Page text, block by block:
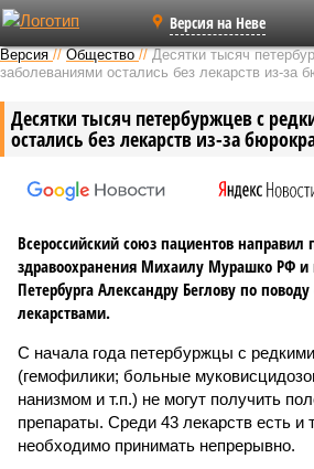
Версия на Неве
Версия //Общество //Десятки тысяч
заболеваниями остались без лекарств из-за
Десятки тысяч петербуржцев с
остались без лекарств из-за
Всероссийский союз пациентов направил
здравоохранения Михаилу Мурашко РФ и
Петербурга Александру Беглову по
лекарствами.
С начала года петербуржцы с
(гемофилики; больные
нанизмом и т.п.) не могут получить
препараты. Среди 43 лекарств есть и
необходимо принимать непрерывно.